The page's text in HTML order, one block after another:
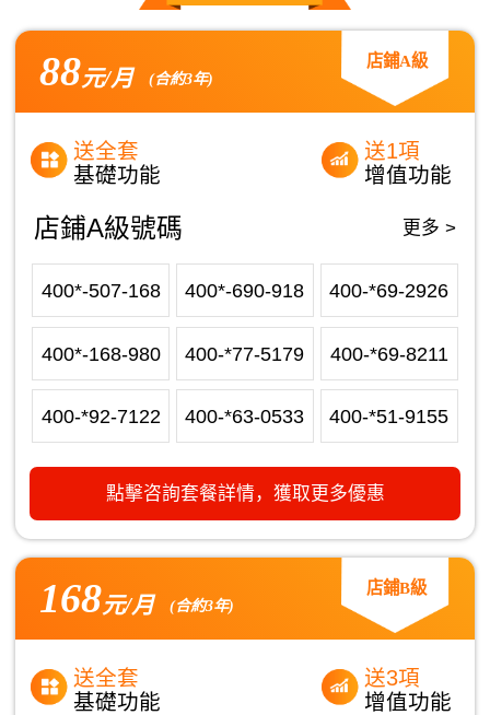
88元/月 (合約3年)
店鋪A級
送全套
基礎功能
送1項
增值功能
店鋪A級號碼 更多 >
400*-507-168 400*-690-918 400-*69-2926
400*-168-980 400-*77-5179 400-*69-8211
400-*92-7122 400-*63-0533 400-*51-9155
點擊咨詢套餐詳情，獲取更多優惠
168元/月 (合約3年)
店鋪B級
送全套
基礎功能
送3項
增值功能